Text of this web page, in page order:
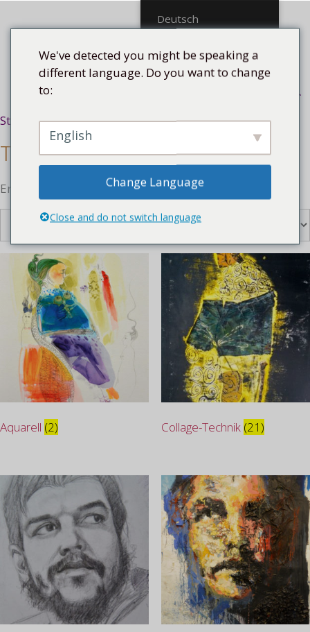
Menü
Startseite/ Technik
Technik
Ergebnisse 1 – 16 von 136 werden angezeigt
Aquarell (2) Collage-Technik (21)
Deutsch
We've detected you might be speaking a
different language. Do you want to change
to:
English
Change Language
Close and do not switch language